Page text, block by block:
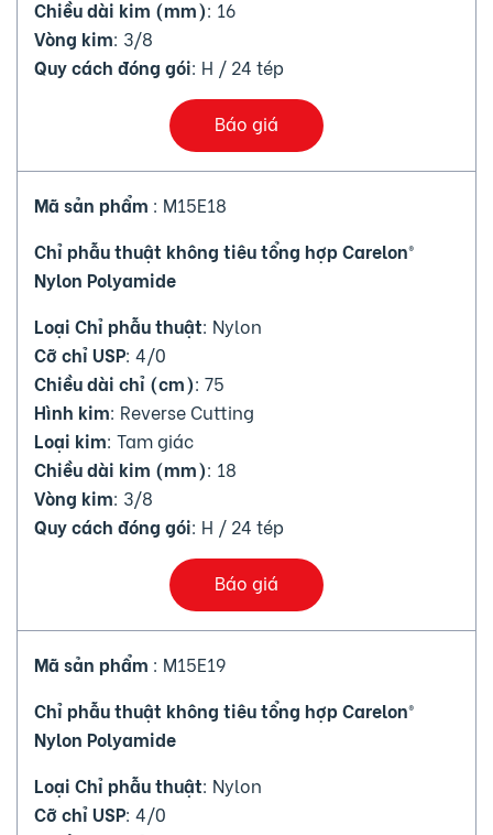
Chiều dài kim (mm): 16
Vòng kim: 3/8
Quy cách đóng gói: H / 24 tép
Báo giá
Mã sản phẩm : M15E18
Chỉ phẫu thuật không tiêu tổng hợp Carelon®
Nylon Polyamide
Loại Chỉ phẫu thuật: Nylon
Cỡ chỉ USP: 4/0
Chiều dài chỉ (cm): 75
Hình kim: Reverse Cutting
Loại kim: Tam giác
Chiều dài kim (mm): 18
Vòng kim: 3/8
Quy cách đóng gói: H / 24 tép
Báo giá
Mã sản phẩm : M15E19
Chỉ phẫu thuật không tiêu tổng hợp Carelon®
Nylon Polyamide
Loại Chỉ phẫu thuật: Nylon
Cỡ chỉ USP: 4/0